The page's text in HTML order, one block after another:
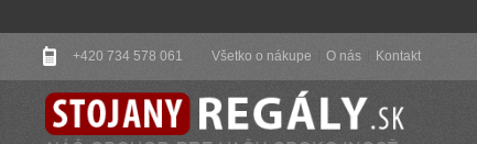
+420 734 578 061 Všetko o nákupe O nás Kontakt